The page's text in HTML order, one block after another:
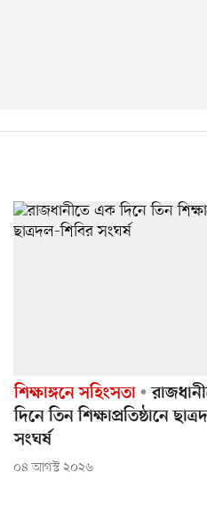
শিক্ষাঙ্গনে সহিংসতা
দিনে তিন শিক্ষাপ্রতিষ্ঠানে
সংঘর্ষ
০৪ আগস্ট ২০২৬